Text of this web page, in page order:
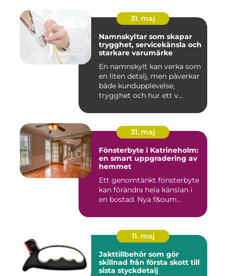
31. maj
Namnskyltar som skapar
trygghet, servicekänsla och
starkare varumärke
En namnskylt kan verka som
en liten detalj, men påverkar
både kundupplevelse,
trygghet och hur ett v...
31. maj
Fönsterbyte i Katrineholm:
en smart uppgradering av
hemmet
Ett genomtänkt fönsterbyte
kan förändra hela känslan i
en bostad. Nya f&oum...
11. maj
Jakttillbehör som gör
skillnad från första skott till
sista styckdetalj